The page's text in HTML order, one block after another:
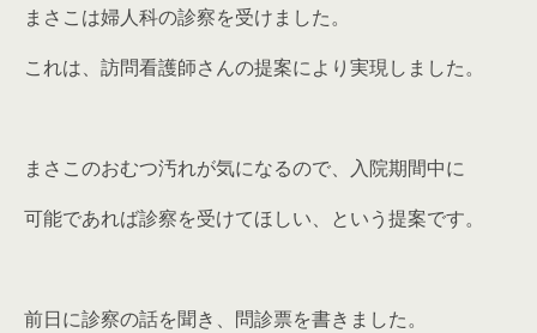
まさこは婦人科の診察を受けました。
これは、訪問看護師さんの提案により実現しました。
まさこのおむつ汚れが気になるので、入院期間中に
可能であれば診察を受けてほしい、という提案です。
前日に診察の話を聞き、問診票を書きました。